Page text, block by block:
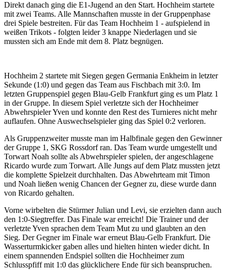
Direkt danach ging die E1-Jugend an den Start. Hochheim startete
mit zwei Teams. Alle Mannschaften musste in der Gruppenphase
drei Spiele bestreiten. Für das Team Hochheim 1 - aufspielend in
weißen Trikots - folgten leider 3 knappe Niederlagen und sie
mussten sich am Ende mit dem 8. Platz begnügen.
Hochheim 2 startete mit Siegen gegen Germania Enkheim in letzter
Sekunde (1:0) und gegen das Team aus Fischbach mit 3:0. Im
letzten Gruppenspiel gegen Blau-Gelb Frankfurt ging es um Platz 1
in der Gruppe. In diesem Spiel verletzte sich der Hochheimer
Abwehrspieler Yven und konnte den Rest des Turnieres nicht mehr
auflaufen. Ohne Auswechselspieler ging das Spiel 0:2 verloren.
Als Gruppenzweiter musste man im Halbfinale gegen den Gewinner
der Gruppe 1, SKG Rossdorf ran. Das Team wurde umgestellt und
Torwart Noah sollte als Abwehrspieler spielen, der angeschlagene
Ricardo wurde zum Torwart. Alle Jungs auf dem Platz mussten jetzt
die komplette Spielzeit durchhalten. Das Abwehrteam mit Timon
und Noah ließen wenig Chancen der Gegner zu, diese wurde dann
von Ricardo gehalten.
Vorne wirbelten die Stürmer Julian und Levi, sie erzielten dann auch
den 1:0-Siegtreffer. Das Finale war erreicht! Die Trainer und der
verletzte Yven sprachen dem Team Mut zu und glaubten an den
Sieg. Der Gegner im Finale war erneut Blau-Gelb Frankfurt. Die
Wasserturmkicker gaben alles und hielten hinten wieder dicht. In
einem spannenden Endspiel sollten die Hochheimer zum
Schlusspfiff mit 1:0 das glücklichere Ende für sich beanspruchen.